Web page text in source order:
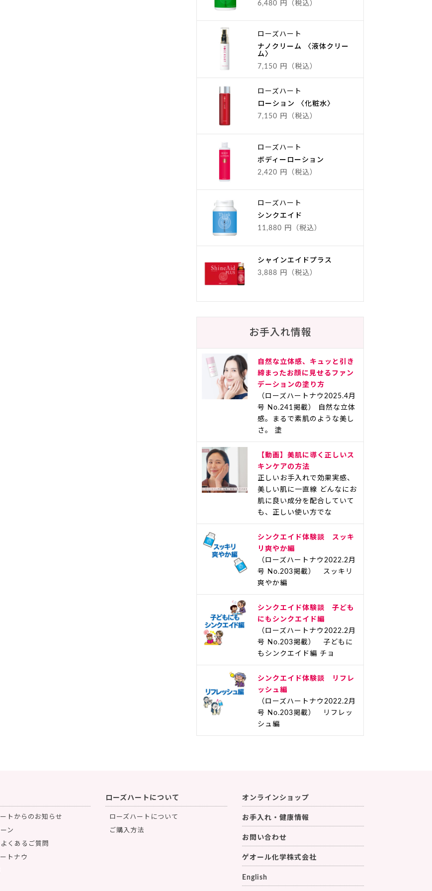
6,480 円（税込）
ローズハート
ナノクリーム 〈液体クリー
ム〉
7,150 円（税込）
ローズハート
ローション 〈化粧水〉
7,150 円（税込）
ローズハート
ボディーローション
2,420 円（税込）
ローズハート
シンクエイド
11,880 円（税込）
シャインエイドプラス
3,888 円（税込）
お手入れ情報
自然な立体感、キュッと引き
締まったお顔に見せるファン
デーションの塗り方
（ローズハートナウ2025.4月
号 No.241掲載） 自然な立体
感。まるで素肌のような美し
さ。 塗
【動画】美肌に導く正しいス
キンケアの方法
正しいお手入れで効果実感、
美しい肌に一直線 どんなにお
肌に良い成分を配合していて
も、正しい使い方でな
シンクエイド体験談 スッキ
リ爽やか編
（ローズハートナウ2022.2月
号 No.203掲載） スッキリ
爽やか編
シンクエイド体験談 子ども
にもシンクエイド編
（ローズハートナウ2022.2月
号 No.203掲載） 子どもに
もシンクエイド編 チョ
シンクエイド体験談 リフレ
ッシュ編
（ローズハートナウ2022.2月
号 No.203掲載） リフレッ
シュ編
トからのお知らせ
ン
くあるご質問
トナウ
ローズハートについて
ローズハートについて
ご購入方法
オンラインショップ
お手入れ・健康情報
お問い合わせ
ゲオール化学株式会社
English